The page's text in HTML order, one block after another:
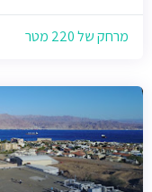
מרחק של 220 מטר